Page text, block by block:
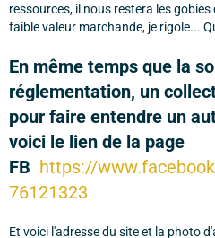
ressources, il nous restera les
faible valeur marchande, je rigole...
En même temps que la
réglementation, un
pour faire entendre un
voici le lien de la page
FB https://
76121323
Et voici l'adresse du site et la photo